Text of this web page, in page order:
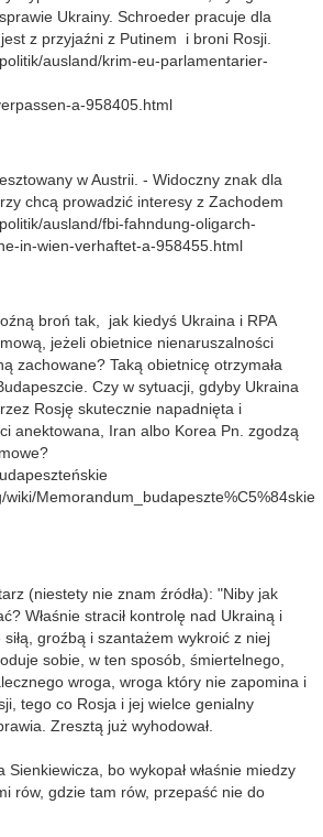
Ukrainy. Schroeder pracuje dla
z przyjaźni z Putinem i broni Rosji.
ausland/krim-eu-parlamentarier-
a-958405.html
w Austrii. - Widoczny znak dla
chcą prowadzić interesy z Zachodem
ausland/fbi-fahndung-oligarch-
in-wien-verhaftet-a-958455.html
broń tak, jak kiedyś Ukraina i RPA
jeżeli obietnice nienaruszalności
zachowane? Taką obietnicę otrzymała
Czy w sytuacji, gdyby Ukraina
Rosję skutecznie napadnięta i
anektowana, Iran albo Korea Pn. zgodzą
wiki/Memorandum_budapeszte%C5%84skie
(niestety nie znam źródła): "Niby jak
Właśnie stracił kontrolę nad Ukrainą i
groźbą i szantażem wykroić z niej
sobie, w ten sposób, śmiertelnego,
wroga, wroga który nie zapomina i
tego co Rosja i jej wielce genialny
Zresztą już wyhodował.
Sienkiewicza, bo wykopał właśnie miedzy
rów, gdzie tam rów, przepaść nie do